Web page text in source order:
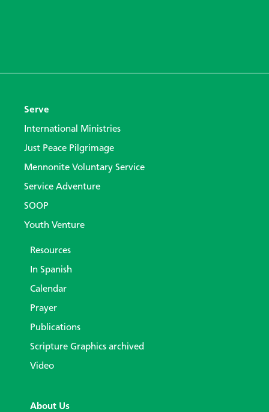
Serve
International Ministries
Just Peace Pilgrimage
Mennonite Voluntary Service
Service Adventure
SOOP
Youth Venture
Resources
In Spanish
Calendar
Prayer
Publications
Scripture Graphics archived
Video
About Us